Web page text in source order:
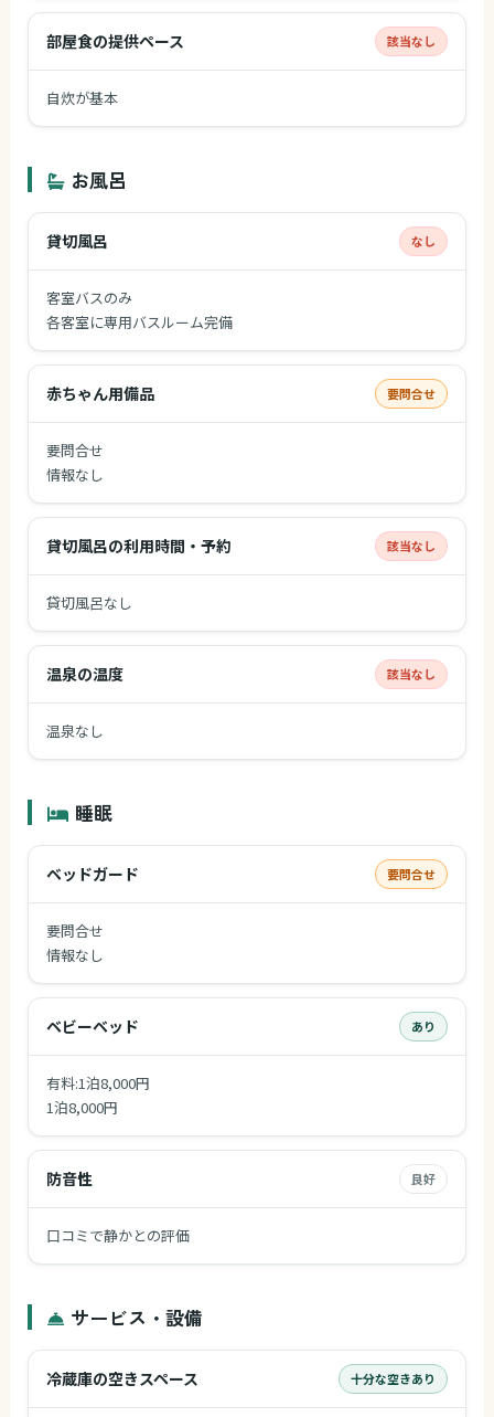
部屋食の提供ペース 該当なし
自炊が基本
お風呂
貸切風呂 なし
客室バスのみ
各客室に専用バスルーム完備
赤ちゃん用備品 要問合せ
要問合せ
情報なし
貸切風呂の利用時間・予約 該当なし
貸切風呂なし
温泉の温度 該当なし
温泉なし
睡眠
ベッドガード 要問合せ
要問合せ
情報なし
ベビーベッド あり
有料:1泊8,000円
1泊8,000円
防音性 良好
口コミで静かとの評価
サービス・設備
冷蔵庫の空きスペース 十分な空きあり